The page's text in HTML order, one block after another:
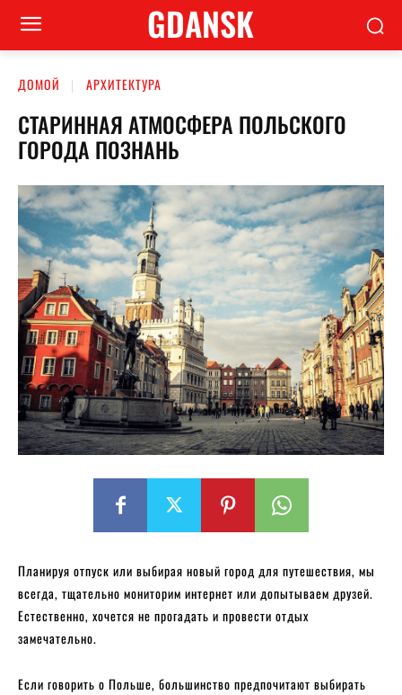
GDANSK
ДОМОЙ АРХИТЕКТУРА
СТАРИННАЯ АТМОСФЕРА ПОЛЬСКОГО
ГОРОДА ПОЗНАНЬ
Планируя отпуск или выбирая новый город для путешествия, мы
всегда, тщательно мониторим интернет или допытываем друзей.
Естественно, хочется не прогадать и провести отдых
замечательно.
Если говорить о Польше, большинство предпочитают выбирать